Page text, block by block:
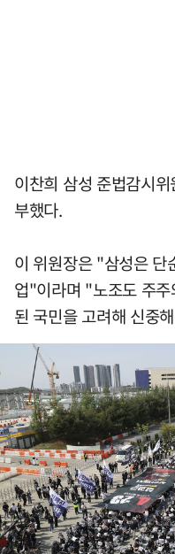
이찬희 삼성 준법감시
부했다.
이 위원장은 "삼성은 단
업"이라며 "노조도 주
된 국민을 고려해 신중